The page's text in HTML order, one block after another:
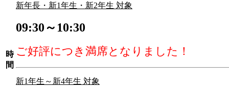
時
間
新年長・新1年生・新2年生 対象
09:30～10:30
ご好評につき満席となりました！
新1年生～新4年生 対象